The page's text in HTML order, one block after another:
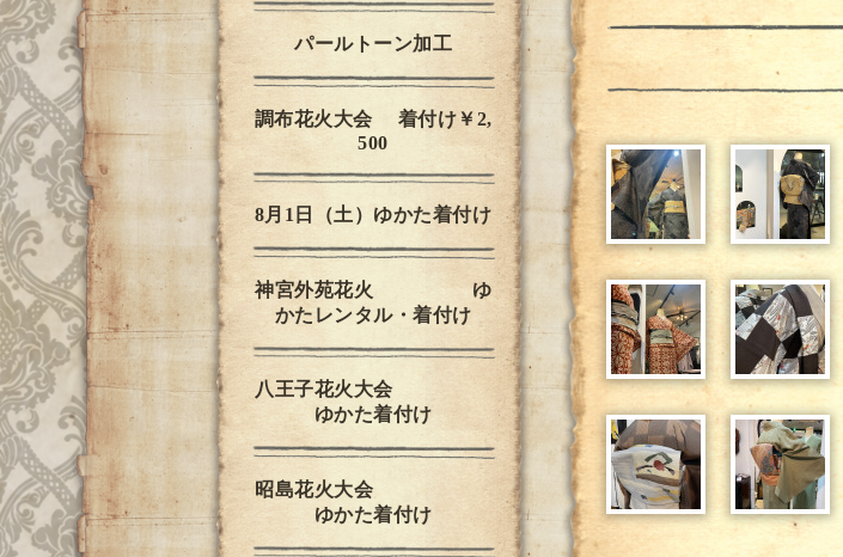
パールトーン加工
調布花火大会 着付け￥2,
500
8月1日（土）ゆかた着付け
神宮外苑花火 ゆ
かたレンタル・着付け
八王子花火大会
ゆかた着付け
昭島花火大会
ゆかた着付け